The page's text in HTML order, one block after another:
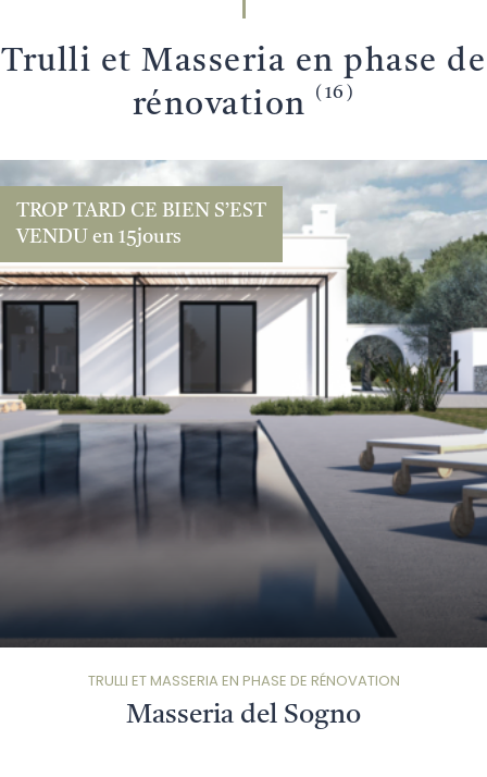
TROUVEZ VOTRE
PROPRIÉTÉ
Trulli et Masseria en phase de
rénovation
(16)
TROP TARD CE BIEN S’EST
VENDU en 15jours
TRULLI ET MASSERIA EN PHASE DE RÉNOVATION
Masseria del Sogno